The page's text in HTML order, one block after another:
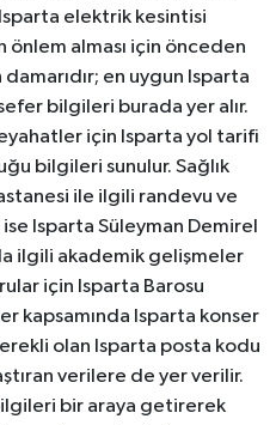
elektrik kesintisi
önlem alması için önceden
en uygun Isparta
bilgileri burada yer alır.
için Isparta yol tarifi
bilgileri sunulur. Sağlık
ile ilgili randevu ve
Isparta Süleyman Demirel
ilgili akademik gelişmeler
için Isparta Barosu
kapsamında Isparta konser
olan Isparta posta kodu
verilere de yer verilir.
bir araya getirerek